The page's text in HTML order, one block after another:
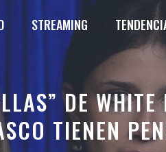
STREAMING
DE
TIENEN